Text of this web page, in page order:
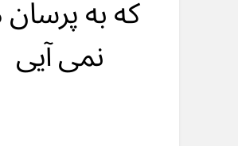
که به پرسان
نمی آیی